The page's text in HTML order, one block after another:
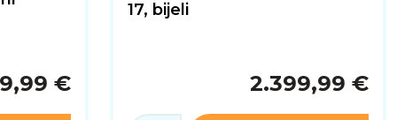
€
17, bijeli
2.399,99 €